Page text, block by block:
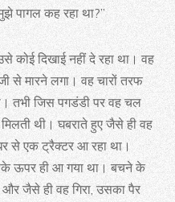
पागल कह रहा था?”
कोई दिखाई नहीं दे रहा था। वह
से मारने लगा। वह चारों तरफ
तभी जिस पगडंडी पर वह चल
थी। घबराते हुए जैसे ही वह
से एक ट्रैक्टर आ रहा था।
ऊपर ही आ गया था। बचने के
जैसे ही वह गिरा, उसका पैर